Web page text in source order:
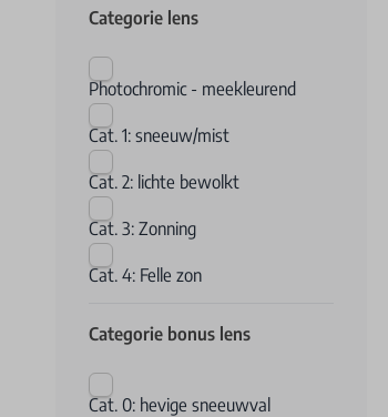
Categorie lens
Photochromic - meekleurend
Cat. 1: sneeuw/mist
Cat. 2: lichte bewolkt
Cat. 3: Zonning
Cat. 4: Felle zon
Categorie bonus lens
Cat. 0: hevige sneeuwval